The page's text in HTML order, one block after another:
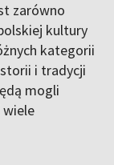
zarówno
kultury
kategorii
i tradycji
mogli
wiele